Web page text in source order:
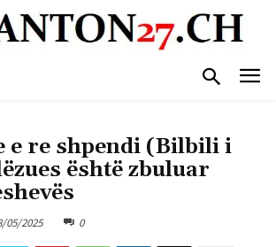
e re shpendi (Bilbili i
është zbuluar
05/2025 0